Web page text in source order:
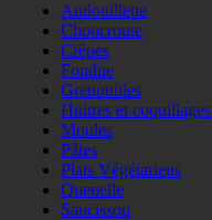
Andouillette
Choucroute
Crêpes
Fondue
Grenouilles
Huitres et coquillages
Moules
Pâtes
Plats Végétariens
Quenelle
Saucisson